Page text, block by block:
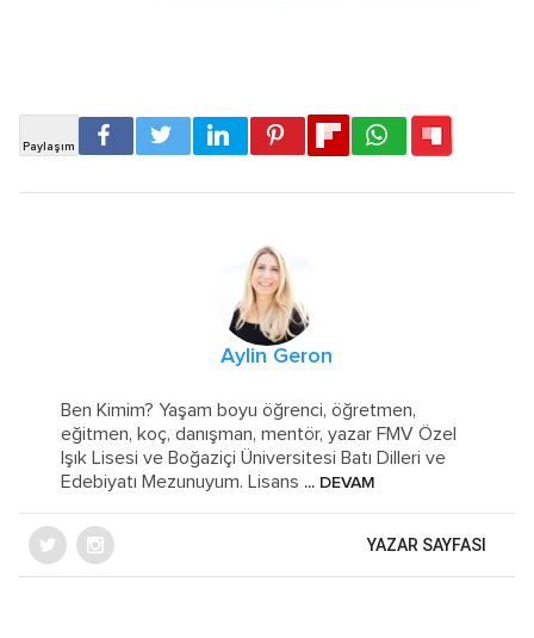
Aylin Geron
Ben Kimim? Yaşam boyu öğrenci, öğretmen,
eğitmen, koç, danışman, mentör, yazar FMV Özel
Işık Lisesi ve Boğaziçi Üniversitesi Batı Dilleri ve
Edebiyatı Mezunuyum. Lisans ... DEVAM
YAZAR SAYFASI